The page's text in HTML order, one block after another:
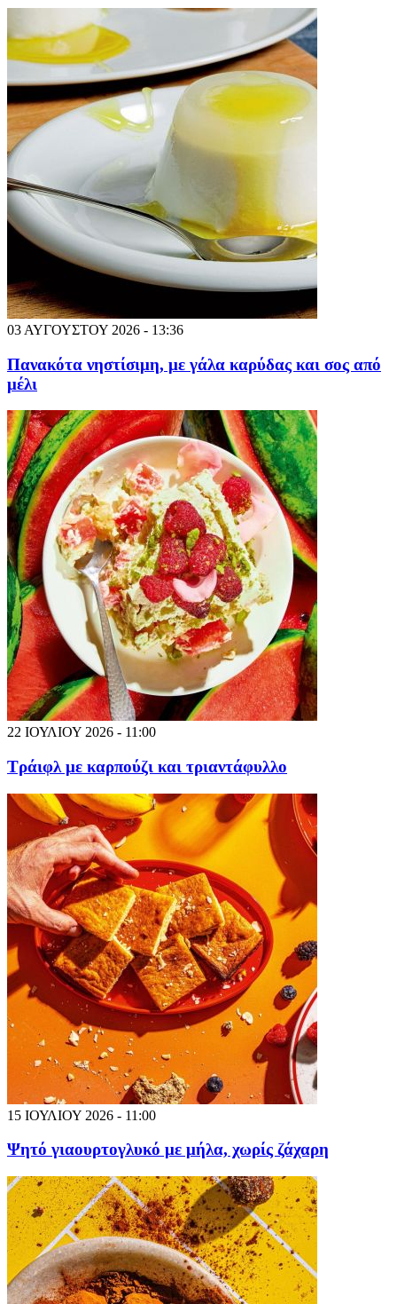
03 ΑΥΓΟΥΣΤΟΥ 2026 - 13:36
Πανακότα νηστίσιμη, με γάλα καρύδας και σος από
μέλι
22 ΙΟΥΛΙΟΥ 2026 - 11:00
Τράιφλ με καρπούζι και τριαντάφυλλο
15 ΙΟΥΛΙΟΥ 2026 - 11:00
Ψητό γιαουρτογλυκό με μήλα, χωρίς ζάχαρη